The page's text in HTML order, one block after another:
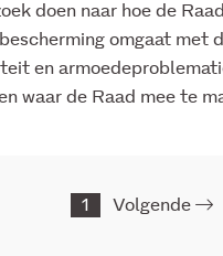
doen naar hoe de
omgaat met
en
waar de Raad mee te
1 Volgende